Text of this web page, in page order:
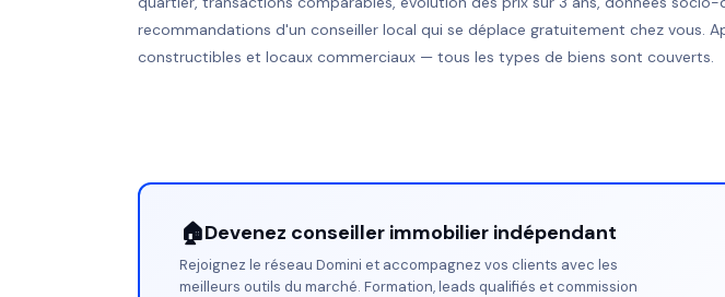
recommandations d'un conseiller local qui se déplace gratuitement chez vous.
constructibles et locaux commerciaux — tous les types de biens sont couverts.
🏠Devenez conseiller immobilier indépendant
Rejoignez le réseau Domini et accompagnez vos clients avec les
meilleurs outils du marché. Formation, leads qualifiés et commission